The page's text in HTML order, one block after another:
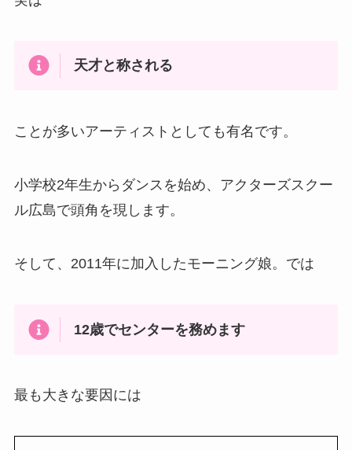
天才と称される
ことが多いアーティストとしても有名です。
小学校2年生からダンスを始め、アクターズスクー
ル広島で頭角を現します。
そして、2011年に加入したモーニング娘。では
12歳でセンターを務めます
最も大きな要因には